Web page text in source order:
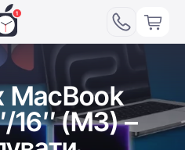
MacBook
16″ (M3) –